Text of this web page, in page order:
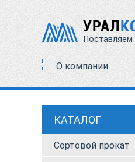
УРАЛ
Поставляем
О компании
КАТАЛОГ
Сортовой прокат